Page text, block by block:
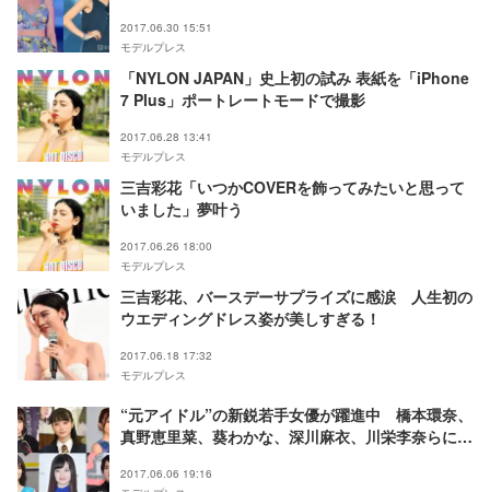
2017.06.30 15:51
モデルプレス
「NYLON JAPAN」史上初の試み 表紙を「iPhone
7 Plus」ポートレートモードで撮影
2017.06.28 13:41
モデルプレス
三吉彩花「いつかCOVERを飾ってみたいと思って
いました」夢叶う
2017.06.26 18:00
モデルプレス
三吉彩花、バースデーサプライズに感涙 人生初の
ウエディングドレス姿が美しすぎる！
2017.06.18 17:32
モデルプレス
“元アイドル”の新鋭若手女優が躍進中 橋本環奈、
真野恵里菜、葵わかな、深川麻衣、川栄李奈らに注
2017.06.06 19:16